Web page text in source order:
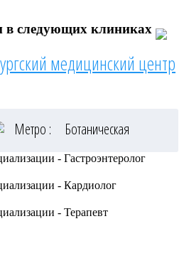
в следующих клиниках
медицинский центр
Метро : Ботаническая
- Гастроэнтеролог
- Кардиолог
- Терапевт